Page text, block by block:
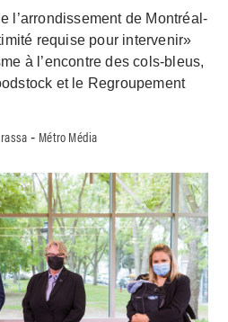
l’arrondissement de Montréal-
requise pour intervenir»
à l’encontre des cols-bleus,
et le Regroupement
- Métro Média